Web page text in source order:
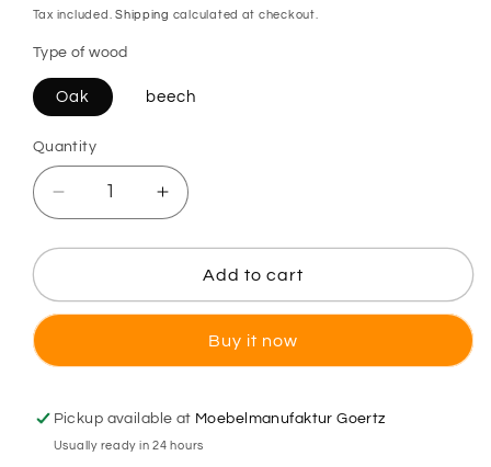
price
Tax included.Shipping calculated at checkout.
Type of wood
Oak beech
Quantity
Decrease
quantity
for
Heidi
Increase
quantity
for
Heart
Heidi
Add to cart
Buy it now
Pickup available at Moebelmanufaktur Goertz
Usually ready in 24 hours